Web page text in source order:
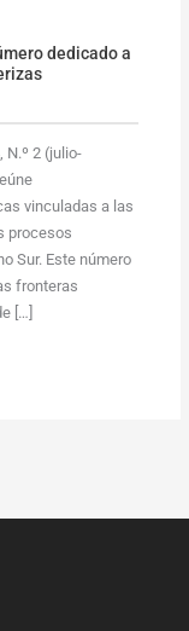
dedicado a
N.º 2 (julio-
vinculadas a las
procesos
Sur. Este número
fronteras
[…]